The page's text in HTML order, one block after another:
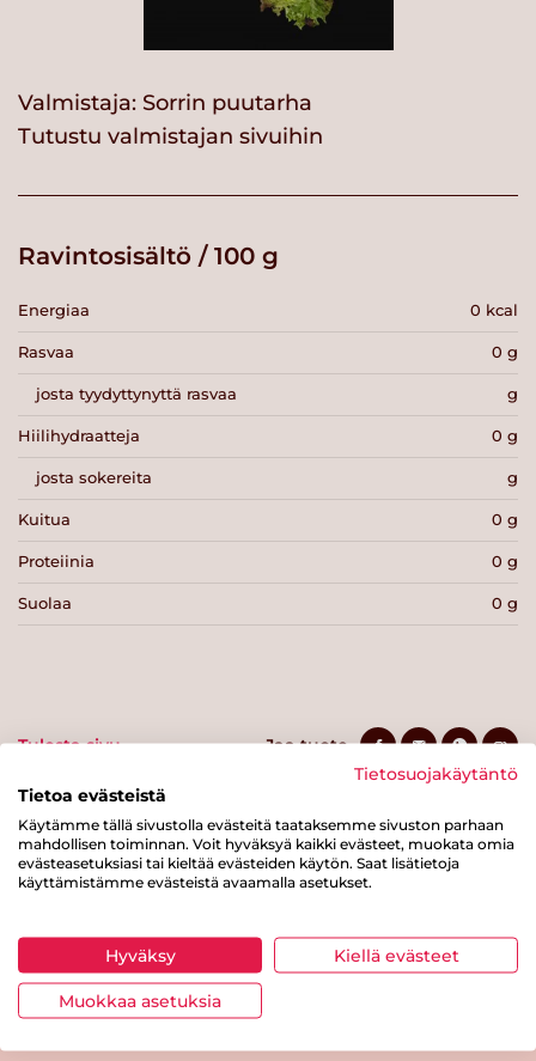
Valmistaja: Sorrin puutarha
Tutustu valmistajan sivuihin
Ravintosisältö / 100 g
Energiaa 0 kcal
Rasvaa 0 g
josta tyydyttynyttä rasvaa g
Hiilihydraatteja 0 g
josta sokereita g
Kuitua 0 g
Proteiinia 0 g
Suolaa 0 g
Tulosta sivu Jaa tuote
Tästä merkistä tunnistat
Sydänmerkki-tuotteen
Tietosuojakäytäntö
Tietoa evästeistä
Käytämme tällä sivustolla evästeitä taataksemme sivuston parhaan
mahdollisen toiminnan. Voit hyväksyä kaikki evästeet, muokata omia
evästeasetuksiasi tai kieltää evästeiden käytön. Saat lisätietoja
käyttämistämme evästeistä avaamalla asetukset.
Hyväksy Kiellä evästeet
Muokkaa asetuksia